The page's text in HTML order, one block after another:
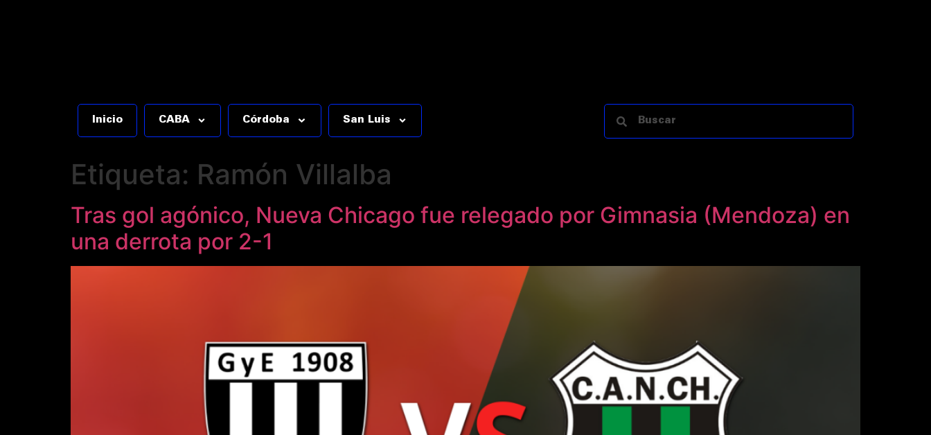
Inicio CABA Córdoba San Luis
Etiqueta: Ramón Villalba
Tras gol agónico, Nueva Chicago fue relegado por Gimnasia (Mendoza) en
una derrota por 2-1